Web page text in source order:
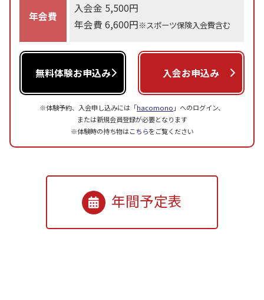
年会費
入会金 5,500円
年会費 6,600円※スポーツ保険入会費含む
無料体験お申込み 入会お申込み
※体験予約、入会申し込みには「hacomono 」へのログイン、
または新規会員登録が必要となります
※体験時の持ち物はこちらをご覧ください
年間予定表